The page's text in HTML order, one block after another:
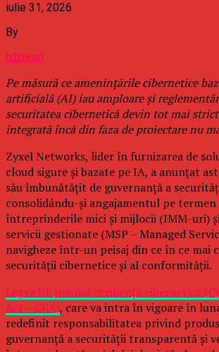
iulie 31, 2026
By
b2bseo
Pe măsură ce amenințările cibernetice
artificială (AI) iau amploare și
securitatea cibernetică devin tot mai
integrată încă din faza de proiectare nu
Zyxel Networks, lider în furnizarea de
cloud sigure și bazate pe IA, a anunțat
său îmbunătățit de guvernanță a
consolidându-și angajamentul pe termen
întreprinderile mici și mijlocii (IMM-uri)
servicii gestionate (MSP – Managed
navigheze într-un peisaj din ce în ce mai
securității cibernetice și al conformității.
Legea UE privind reziliența cibernetică
Act – CRA), care va intra în vigoare în
redefinit responsabilitatea privind
guvernanță a securității transparentă și